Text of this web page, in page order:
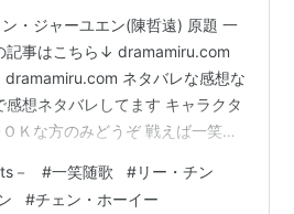
・ジャーユエン(陳哲遠) 原題 一
記事はこちら↓ dramamiru.com
ネタバレな感想な
想ネタバレしてます キャラクタ
Ｋな方のみどうぞ 戦えば一笑の
にトドメをさせなかった。 そこ
行する。 同じ頃寧非は誰かに襲
－ #一笑随歌 #リー・チン
#チェン・ホーイー